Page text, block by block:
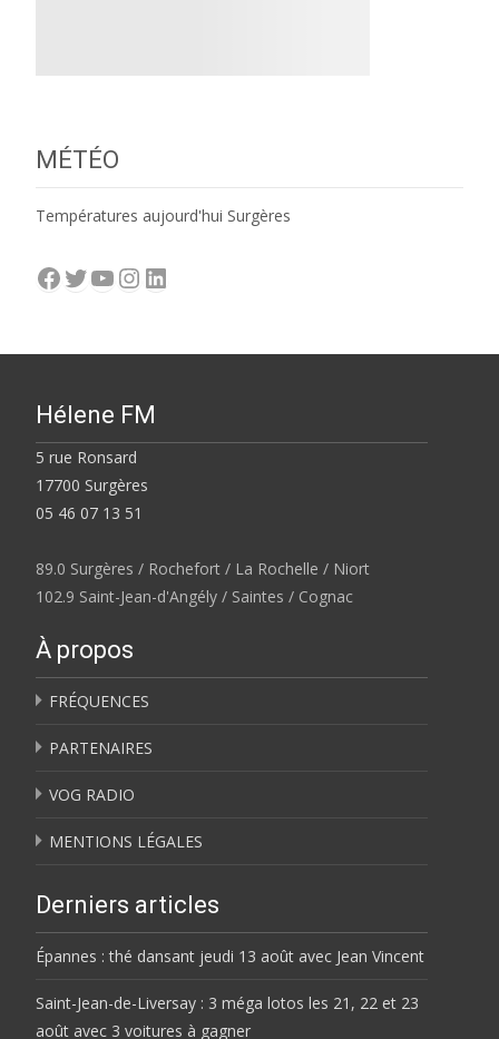
MÉTÉO
Températures aujourd'hui Surgères
Facebook
Twitter
YouTube
Instagram
LinkedIn
Hélene FM
5 rue Ronsard
17700 Surgères
05 46 07 13 51
89.0 Surgères / Rochefort / La Rochelle / Niort
102.9 Saint-Jean-d'Angély / Saintes / Cognac
À propos
FRÉQUENCES
PARTENAIRES
VOG RADIO
MENTIONS LÉGALES
Derniers articles
Épannes : thé dansant jeudi 13 août avec Jean Vincent
Saint-Jean-de-Liversay : 3 méga lotos les 21, 22 et 23
août avec 3 voitures à gagner